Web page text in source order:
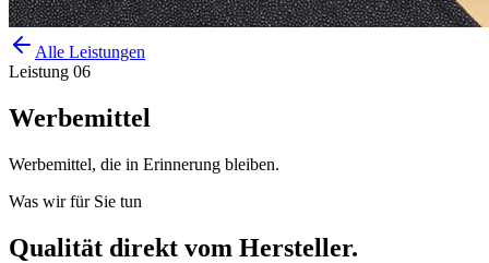
Alle Leistungen
Leistung 06
Werbemittel
Werbemittel, die in Erinnerung bleiben.
Was wir für Sie tun
Qualität direkt vom Hersteller.